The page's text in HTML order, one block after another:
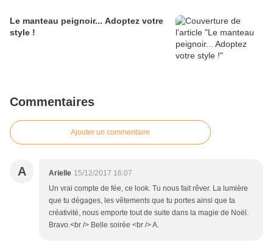
Le manteau peignoir... Adoptez votre
style !
Commentaires
Ajouter un commentaire
A Arielle 15/12/2017 16:07
Un vrai compte de fée, ce look. Tu nous fait rêver. La lumière
que tu dégages, les vêtements que tu portes ainsi que ta
créativité, nous emporte tout de suite dans la magie de Noël.
Bravo.<br /> Belle soirée <br /> A.